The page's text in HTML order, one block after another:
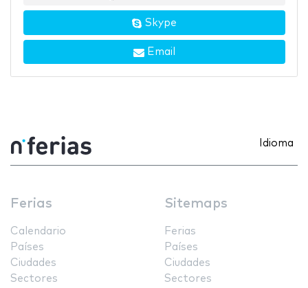
Skype
Email
Idioma
Ferias
Calendario
Países
Ciudades
Sectores
Sitemaps
Ferias
Países
Ciudades
Sectores